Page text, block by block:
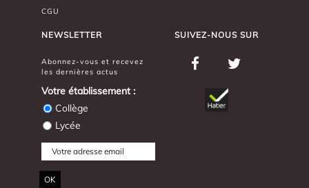
CGU
NEWSLETTER
Abonnez-vous et recevez
les dernières actus
Votre établissement :
Collège
Lycée
OK
SUIVEZ-NOUS SUR